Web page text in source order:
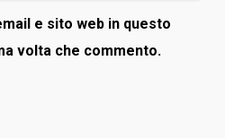
e sito web in questo
volta che commento.